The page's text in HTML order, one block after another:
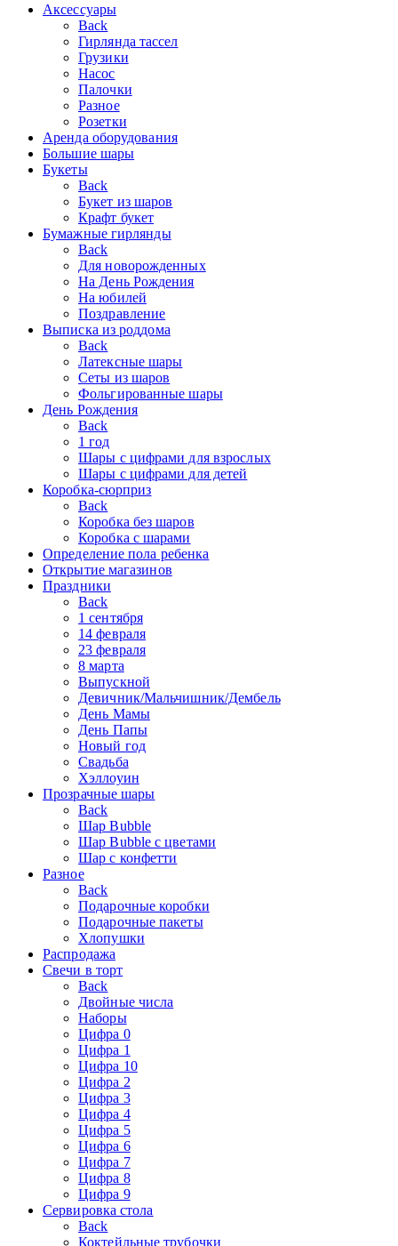
Аксессуары
Back
Гирлянда тассел
Грузики
Насос
Палочки
Разное
Розетки
Аренда оборудования
Большие шары
Букеты
Back
Букет из шаров
Крафт букет
Бумажные гирлянды
Back
Для новорожденных
На День Рождения
На юбилей
Поздравление
Выписка из роддома
Back
Латексные шары
Сеты из шаров
Фольгированные шары
День Рождения
Back
1 год
Шары с цифрами для взрослых
Шары с цифрами для детей
Коробка-сюрприз
Back
Коробка без шаров
Коробка с шарами
Определение пола ребенка
Открытие магазинов
Праздники
Back
1 сентября
14 февраля
23 февраля
8 марта
Выпускной
Девичник/Мальчишник/Дембель
День Мамы
День Папы
Новый год
Свадьба
Хэллоуин
Прозрачные шары
Back
Шар Bubble
Шар Bubble с цветами
Шар с конфетти
Разное
Back
Подарочные коробки
Подарочные пакеты
Хлопушки
Распродажа
Свечи в торт
Back
Двойные числа
Наборы
Цифра 0
Цифра 1
Цифра 10
Цифра 2
Цифра 3
Цифра 4
Цифра 5
Цифра 6
Цифра 7
Цифра 8
Цифра 9
Сервировка стола
Back
Коктейльные трубочки